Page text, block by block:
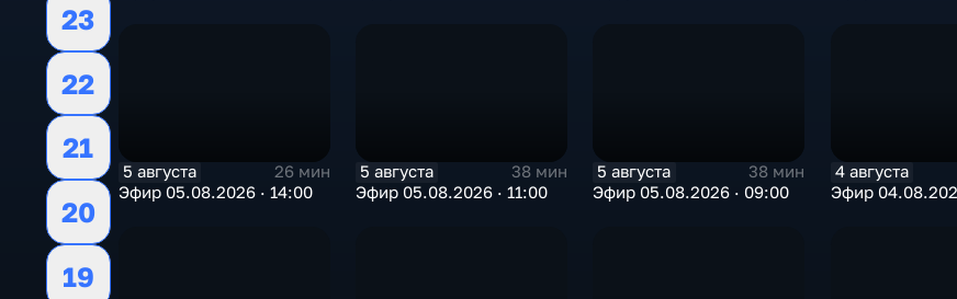
23
22
21
20
19
5 августа
26 мин
Эфир 05.08.2026 · 14:00
5 августа
38 мин
Эфир 05.08.2026 · 11:00
5 августа
38 мин
Эфир 05.08.2026 · 09:00
4 августа
Эфир